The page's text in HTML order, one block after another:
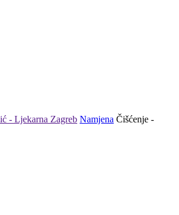
- Ljekarna Zagreb Namjena Čišćenje -